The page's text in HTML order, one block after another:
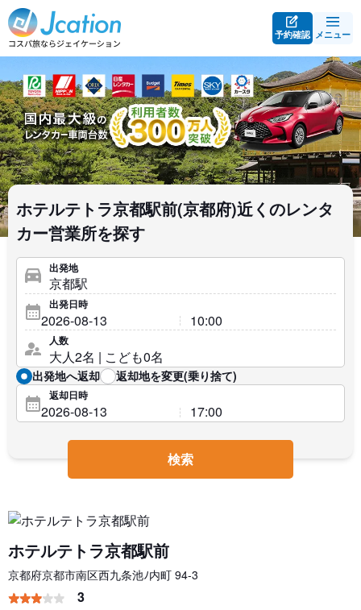
予約確認 メニュー
ホテルテトラ京都駅前(京都府)近くのレンタ
カー営業所を探す
出発地
出発日時
人数
出発地へ返却 返却地を変更(乗り捨て)
返却日時
検索
ホテルテトラ京都駅前
京都府京都市南区西九条池ﾉ内町 94-3
3